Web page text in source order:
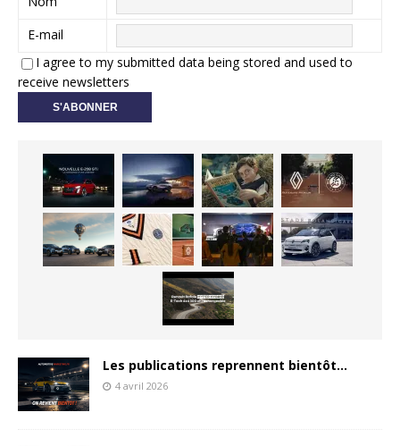
E-mail
I agree to my submitted data being stored and used to
receive newsletters
Les publications reprennent bientôt…
4 avril 2026